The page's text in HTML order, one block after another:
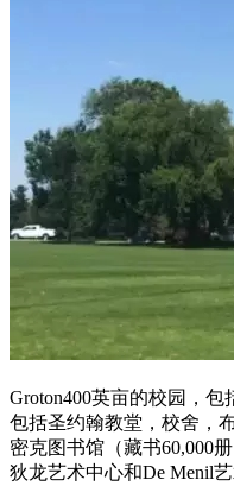
Groton400英亩的校园，包
包括圣约翰教堂，校舍，
密克图书馆（藏书60,000
狄龙艺术中心和De Menil